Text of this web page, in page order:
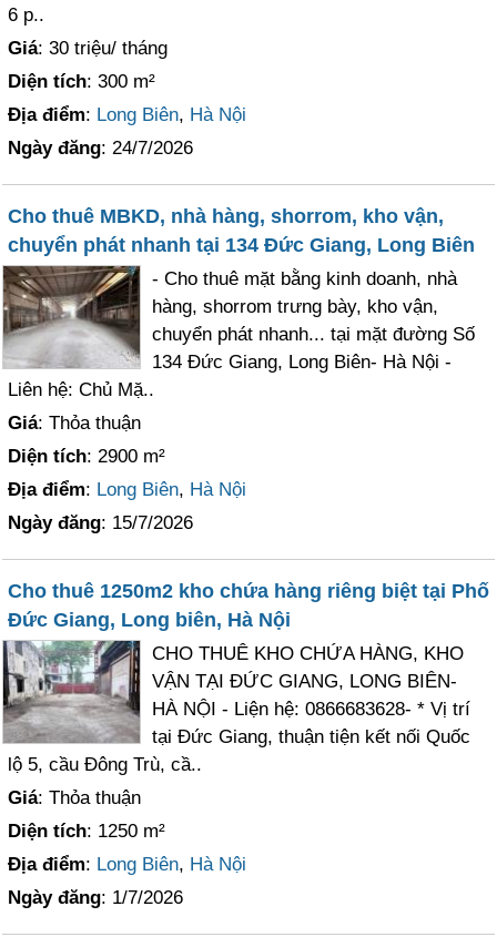
6 p..
Giá: 30 triệu/ tháng
Diện tích: 300 m²
Địa điểm: Long Biên, Hà Nội
Ngày đăng: 24/7/2026
Cho thuê MBKD, nhà hàng, shorrom, kho vận,
chuyển phát nhanh tại 134 Đức Giang, Long Biên
- Cho thuê mặt bằng kinh doanh, nhà
hàng, shorrom trưng bày, kho vận,
chuyển phát nhanh... tại mặt đường Số
134 Đức Giang, Long Biên- Hà Nội -
Liên hệ: Chủ Mặ..
Giá: Thỏa thuận
Diện tích: 2900 m²
Địa điểm: Long Biên, Hà Nội
Ngày đăng: 15/7/2026
Cho thuê 1250m2 kho chứa hàng riêng biệt tại Phố
Đức Giang, Long biên, Hà Nội
CHO THUÊ KHO CHỨA HÀNG, KHO
VẬN TẠI ĐỨC GIANG, LONG BIÊN-
HÀ NỘI - Liện hệ: 0866683628- * Vị trí
tại Đức Giang, thuận tiện kết nối Quốc
lộ 5, cầu Đông Trù, cầ..
Giá: Thỏa thuận
Diện tích: 1250 m²
Địa điểm: Long Biên, Hà Nội
Ngày đăng: 1/7/2026